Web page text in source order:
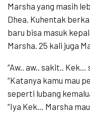
Marsha yang masih
Dhea. Kuhentak
baru bisa masuk
Marsha. 25 kali juga
“Aw.. aw.. sakit.. Kek…
“Katanya kamu mau
seperti lubang
“Iya Kek… Marsha